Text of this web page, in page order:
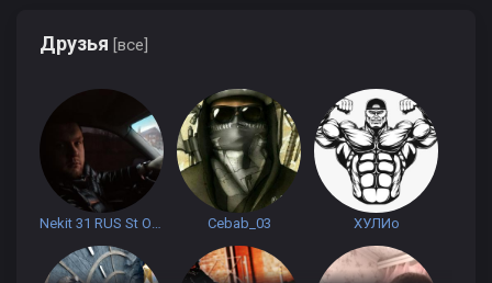
Друзья [все]
Cebab_03 ХУЛИо